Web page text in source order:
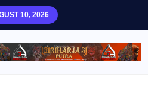
10, 2026